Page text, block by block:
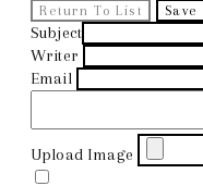
Return To List Save
Subject
Writer
Email
Upload Image